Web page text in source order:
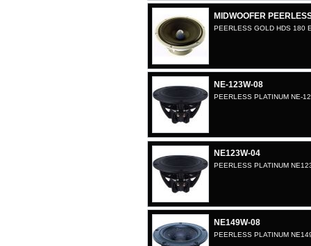
MIDWOOFER
PEERLESS GOLD HDS 180
NE-123W-08
PEERLESS PLATINUM NE-
NE123W-04
PEERLESS PLATINUM
NE149W-08
PEERLESS PLATINUM